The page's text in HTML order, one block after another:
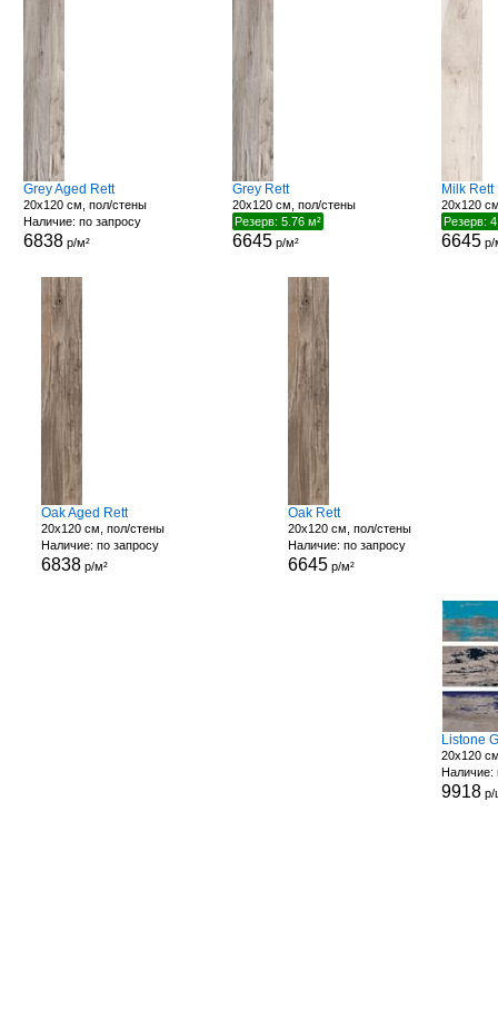
Grey Aged Rett
20x120 см, пол/стены
Наличие: по запросу
6838р/м²
Grey Rett
20x120 см, пол/стены
Резерв: 5.76 м²
6645 р/м²
Milk Rett
20x120
Резерв:
6645 р/
Oak Aged Rett
20x120 см, пол/стены
Наличие: по запросу
6838 р/м²
Oak Rett
20x120 см, пол/стены
Наличие: по запросу
6645 р/м²
Listone
20x120
Наличие:
9918 р/